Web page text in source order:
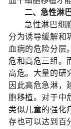
二、急性淋
急性淋巴细
分为诱导缓解和
血病的危险分层
危和高危三组。
高危。大量的研
因此高危急淋，
胞移植。对于中
类似儿童的强化
存也可以达到百